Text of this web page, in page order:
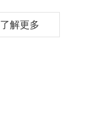
了解更多